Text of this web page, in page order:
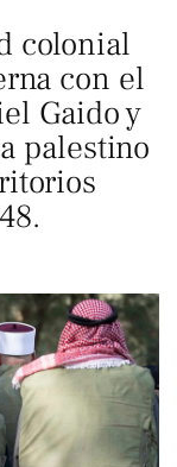
colonial
con el
Gaido y
palestino